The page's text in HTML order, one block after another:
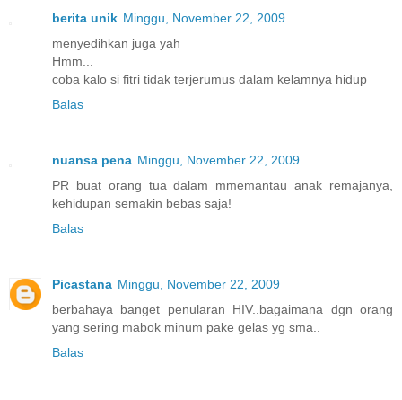
berita unik Minggu, November 22, 2009
menyedihkan juga yah
Hmm...
coba kalo si fitri tidak terjerumus dalam kelamnya hidup
Balas
nuansa pena Minggu, November 22, 2009
PR buat orang tua dalam mmemantau anak remajanya,
kehidupan semakin bebas saja!
Balas
Picastana Minggu, November 22, 2009
berbahaya banget penularan HIV..bagaimana dgn orang
yang sering mabok minum pake gelas yg sma..
Balas